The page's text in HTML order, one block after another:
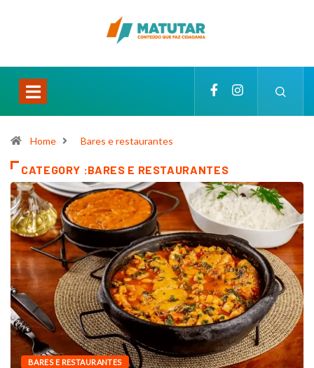
Home Bares e restaurantes
CATEGORY :BARES E RESTAURANTES
BARES E RESTAURANTES